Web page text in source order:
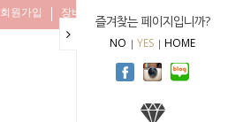
즐겨찾는 페이지입니까?
NO YES HOME
회원가입 장바구니